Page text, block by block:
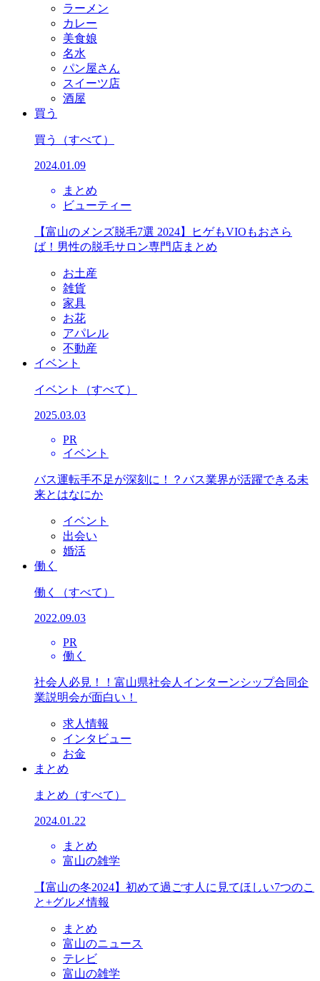
ラーメン
カレー
美食娘
名水
パン屋さん
スイーツ店
酒屋
買う
買う （すべて）
2024.01.09
まとめ
ビューティー
【富山のメンズ脱毛7選 2024】ヒゲもVIOもおさら
ば！男性の脱毛サロン専門店まとめ
お土産
雑貨
家具
お花
アパレル
不動産
イベント
イベント （すべて）
2025.03.03
PR
イベント
バス運転手不足が深刻に！？バス業界が活躍できる未
来とはなにか
イベント
出会い
婚活
働く
働く （すべて）
2022.09.03
PR
働く
社会人必見！！富山県社会人インターンシップ合同企
業説明会が面白い！
求人情報
インタビュー
お金
まとめ
まとめ （すべて）
2024.01.22
まとめ
富山の雑学
【富山の冬2024】初めて過ごす人に見てほしい7つのこ
と+グルメ情報
まとめ
富山のニュース
テレビ
富山の雑学